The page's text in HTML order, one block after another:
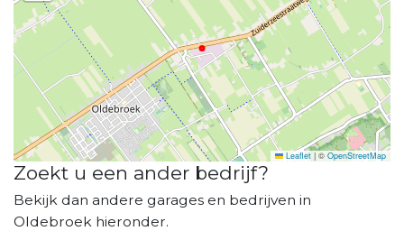
Leaflet | © OpenStreetMap
Zoekt u een ander bedrijf?
Bekijk dan andere garages en bedrijven in
Oldebroek hieronder.